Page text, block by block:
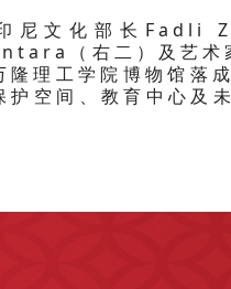
尼文化部长Fadli
（右二）及艺术
隆理工学院博物馆落
护空间、教育中心及